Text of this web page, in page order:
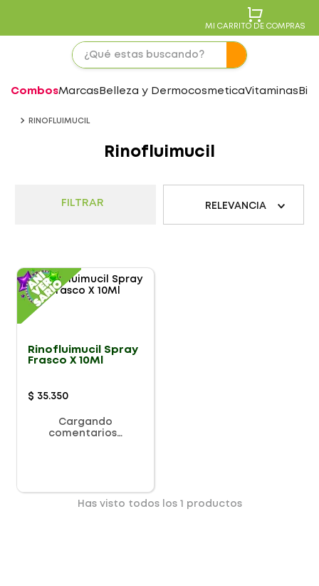
MI CARRITO DE COMPRAS
CombosMarcas Belleza y DermocosmeticaVitaminas
RINOFLUIMUCIL
Rinofluimucil
FILTRAR RELEVANCIA
Rinofluimucil Spray
Frasco X 10Ml
$ 35.350
Cargando
comentarios…
Has visto todos los productos